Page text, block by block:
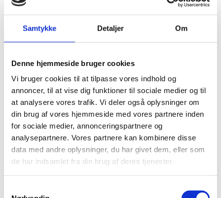
Samtykke Detaljer Om
Denne hjemmeside bruger cookies
Vi bruger cookies til at tilpasse vores indhold og
annoncer, til at vise dig funktioner til sociale medier og til
at analysere vores trafik. Vi deler også oplysninger om
din brug af vores hjemmeside med vores partnere inden
for sociale medier, annonceringspartnere og
analysepartnere. Vores partnere kan kombinere disse
data med andre oplysninger, du har givet dem, eller som
de har indsamlet fra din brug af deres tjenester.
Middelfart Museum